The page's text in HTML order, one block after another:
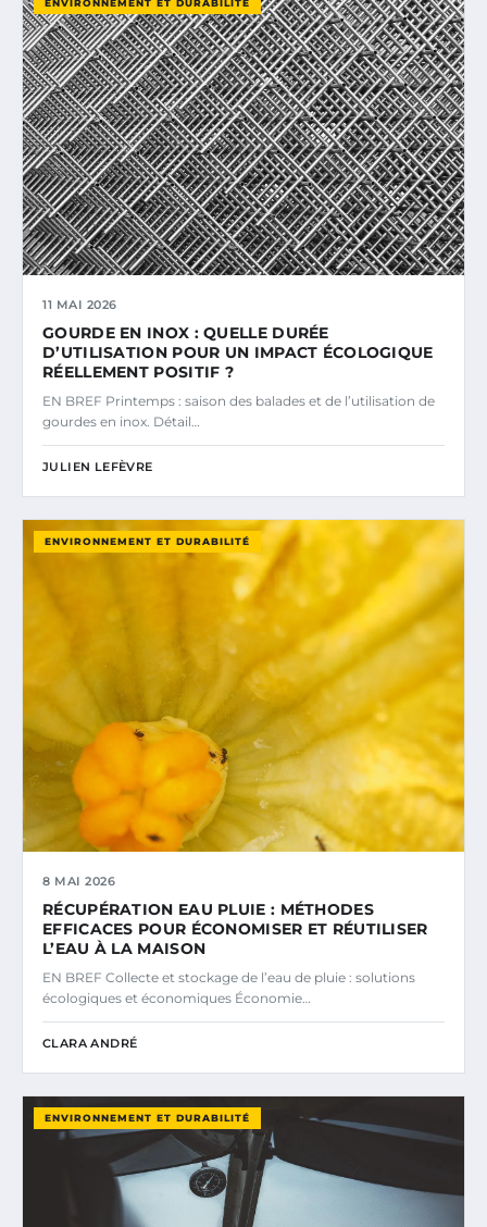
ENVIRONNEMENT ET DURABILITÉ
11 MAI 2026
GOURDE EN INOX : QUELLE DURÉE
D’UTILISATION POUR UN IMPACT ÉCOLOGIQUE
RÉELLEMENT POSITIF ?
EN BREF Printemps : saison des balades et de l’utilisation de
gourdes en inox. Détail…
JULIEN LEFÈVRE
ENVIRONNEMENT ET DURABILITÉ
8 MAI 2026
RÉCUPÉRATION EAU PLUIE : MÉTHODES
EFFICACES POUR ÉCONOMISER ET RÉUTILISER
L’EAU À LA MAISON
EN BREF Collecte et stockage de l’eau de pluie : solutions
écologiques et économiques Économie…
CLARA ANDRÉ
ENVIRONNEMENT ET DURABILITÉ